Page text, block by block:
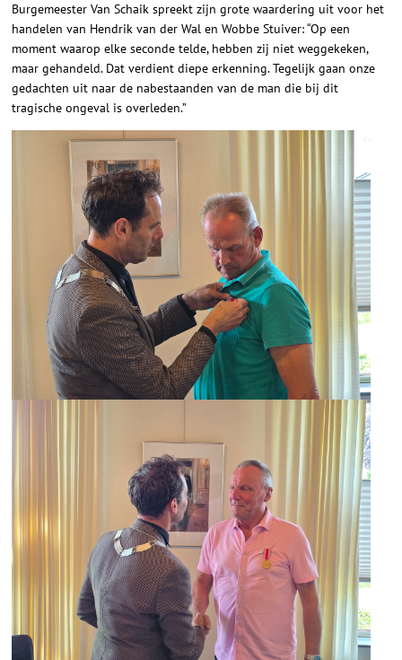
Burgemeester Van Schaik spreekt zijn grote waardering uit voor het
handelen van Hendrik van der Wal en Wobbe Stuiver: “Op een
moment waarop elke seconde telde, hebben zij niet weggekeken,
maar gehandeld. Dat verdient diepe erkenning. Tegelijk gaan onze
gedachten uit naar de nabestaanden van de man die bij dit
tragische ongeval is overleden.”